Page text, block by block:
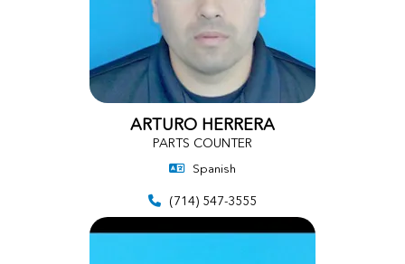
ARTURO HERRERA
PARTS COUNTER
Spanish
(714) 547-3555